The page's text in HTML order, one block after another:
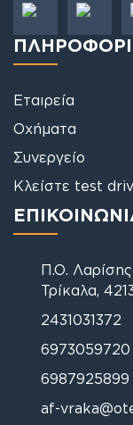
Εταιρεία
Οχήματα
Συνεργείο
Κλείστε test
Π.Ο.
Τρίκαλα,
2431031372
6973059720
6987925899
af-